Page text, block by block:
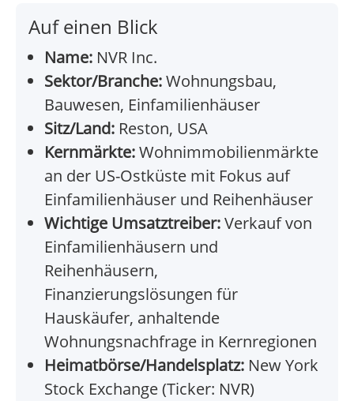
Auf einen Blick
Name: NVR Inc.
Sektor/Branche:Wohnungsbau,
Bauwesen, Einfamilienhäuser
Sitz/Land: Reston, USA
Kernmärkte:Wohnimmobilienmärkte
an der US-Ostküste mit Fokus auf
Einfamilienhäuser und Reihenhäuser
Wichtige Umsatztreiber:Verkauf von
Einfamilienhäusern und
Reihenhäusern,
Finanzierungslösungen für
Hauskäufer, anhaltende
Wohnungsnachfrage in Kernregionen
Heimatbörse/Handelsplatz: New York
Stock Exchange (Ticker: NVR)